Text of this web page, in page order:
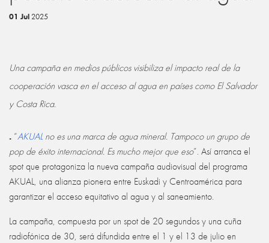
01 Jul 2025
Una campaña en medios públicos visibiliza el impacto real de la
cooperación vasca en el acceso al agua en países como El Salvador
y Costa Rica.
. “AKUALno es una marca de agua mineral. Tampoco un grupo de
pop de éxito internacional. Es mucho mejor que eso”. Así arranca el
spot que protagoniza la nueva campaña audiovisual del programa
AKUAL, una alianza pionera entre Euskadi y Centroamérica para
garantizar el acceso equitativo al agua y al saneamiento.
La campaña, compuesta por un spot de 20 segundos y una cuña
radiofónica de 30, será difundida entre el 1 y el 13 de julio en